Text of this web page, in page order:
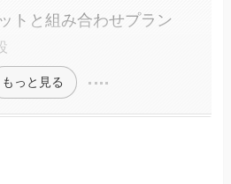
トと組み合わせプラン
もっと見る